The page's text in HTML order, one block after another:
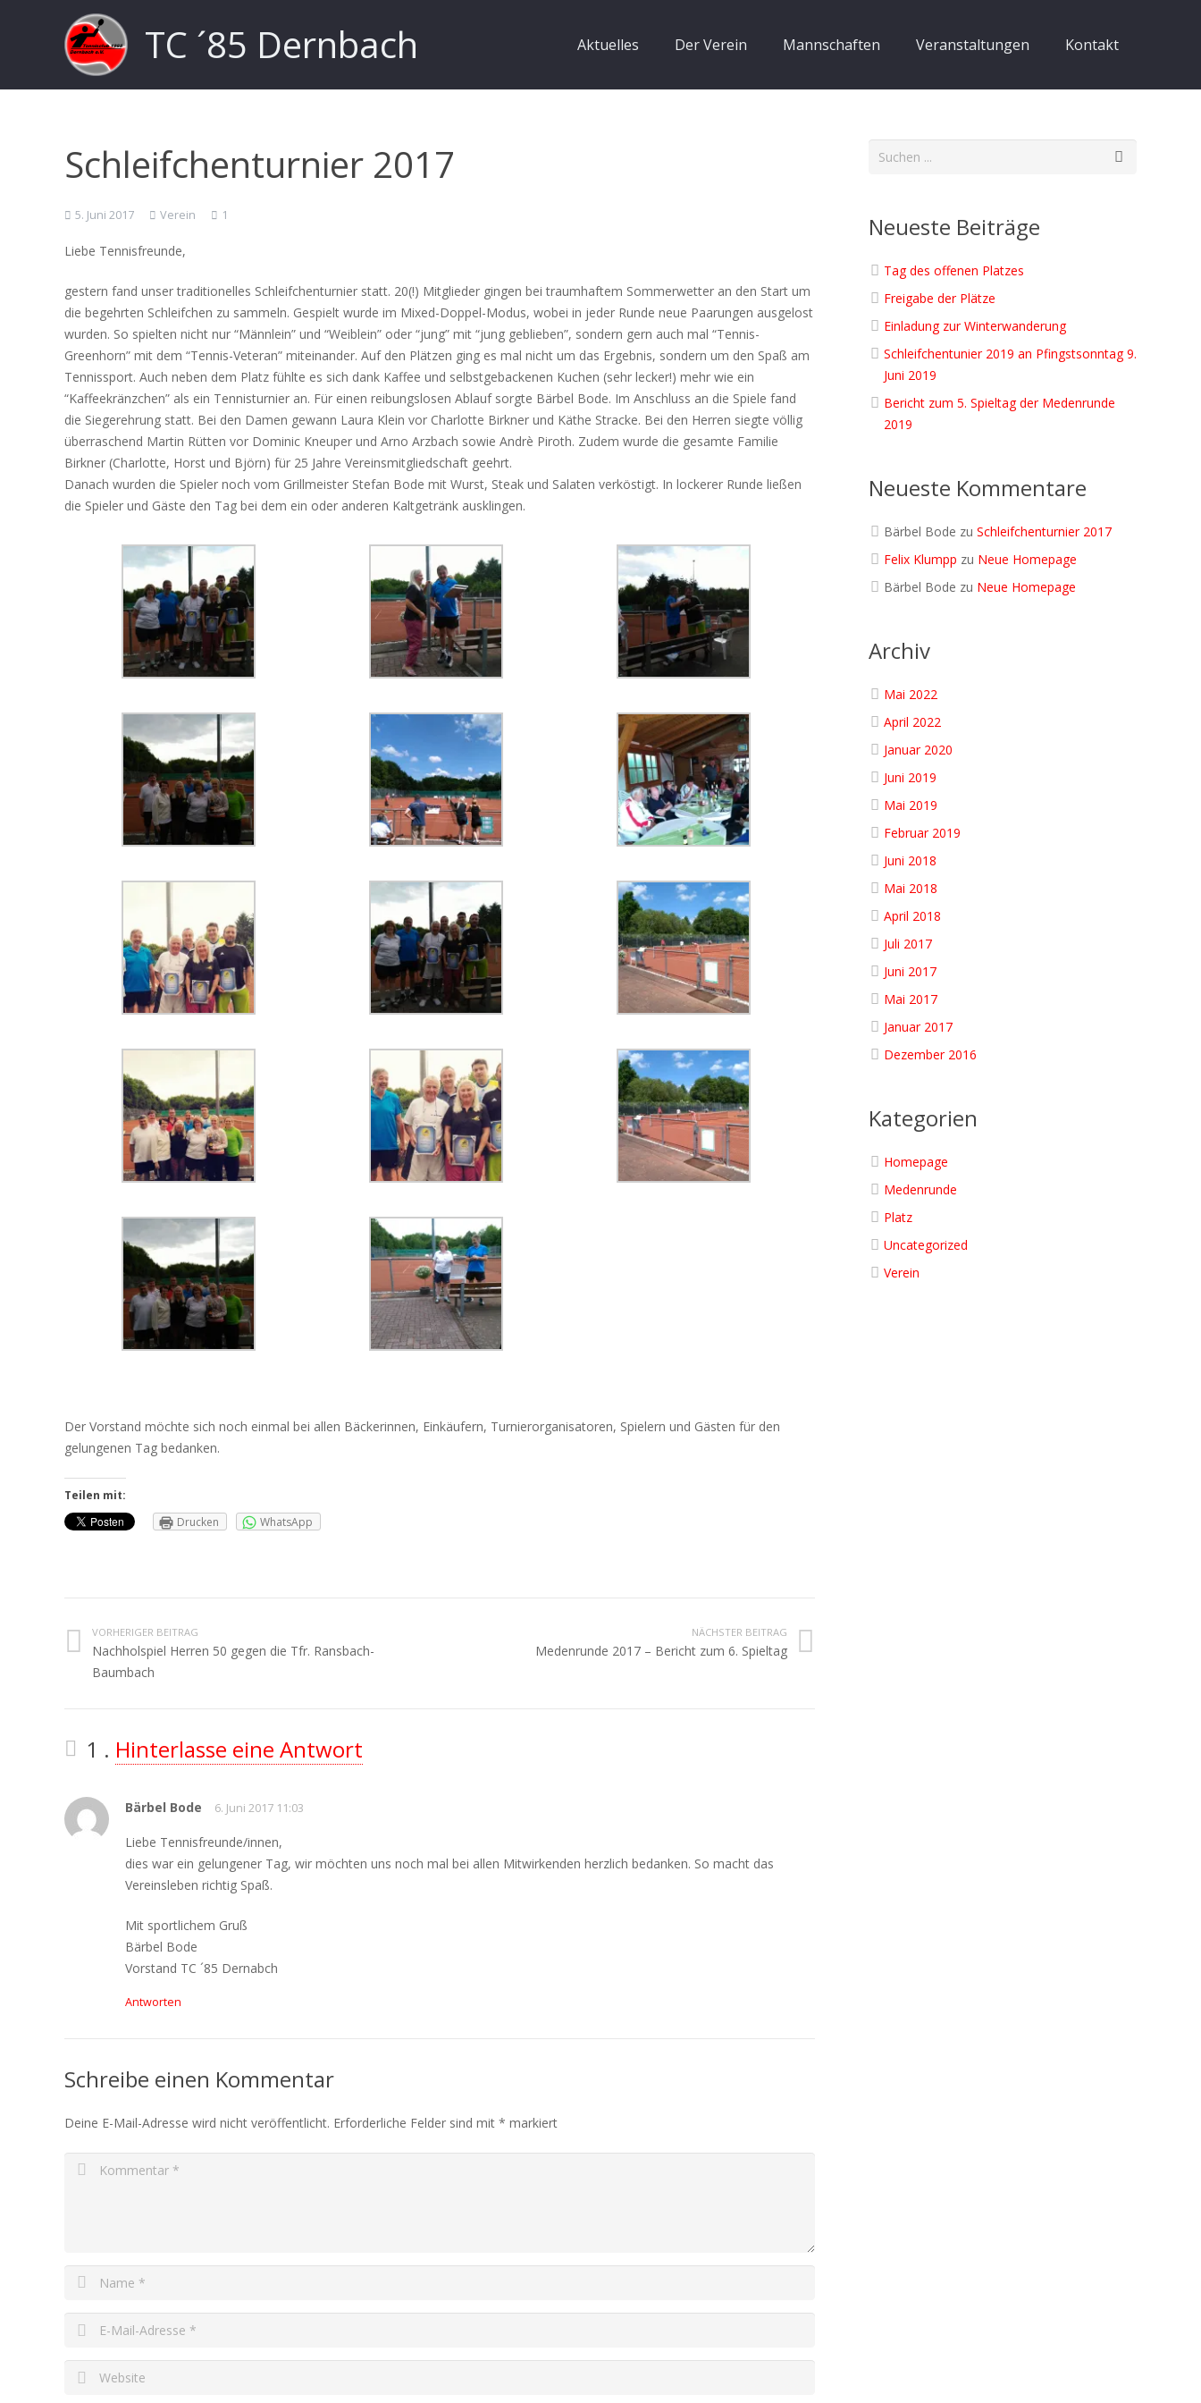
TC ´85 Dernbach Aktuelles Der Verein Mannschaften Veranstaltungen Kontakt
Schleifchenturnier 2017
5. Juni 2017 Verein 1
Liebe Tennisfreunde,
gestern fand unser traditionelles Schleifchenturnier statt. 20(!) Mitglieder gingen bei traumhaftem Sommerwetter an den Start um
die begehrten Schleifchen zu sammeln. Gespielt wurde im Mixed-Doppel-Modus, wobei in jeder Runde neue Paarungen ausgelost
wurden. So spielten nicht nur “Männlein” und “Weiblein” oder “jung” mit “jung geblieben”, sondern gern auch mal “Tennis-
Greenhorn” mit dem “Tennis-Veteran” miteinander. Auf den Plätzen ging es mal nicht um das Ergebnis, sondern um den Spaß am
Tennissport. Auch neben dem Platz fühlte es sich dank Kaffee und selbstgebackenen Kuchen (sehr lecker!) mehr wie ein
“Kaffeekränzchen” als ein Tennisturnier an. Für einen reibungslosen Ablauf sorgte Bärbel Bode. Im Anschluss an die Spiele fand
die Siegerehrung statt. Bei den Damen gewann Laura Klein vor Charlotte Birkner und Käthe Stracke. Bei den Herren siegte völlig
überraschend Martin Rütten vor Dominic Kneuper und Arno Arzbach sowie Andrè Piroth. Zudem wurde die gesamte Familie
Birkner (Charlotte, Horst und Björn) für 25 Jahre Vereinsmitgliedschaft geehrt.
Danach wurden die Spieler noch vom Grillmeister Stefan Bode mit Wurst, Steak und Salaten verköstigt. In lockerer Runde ließen
die Spieler und Gäste den Tag bei dem ein oder anderen Kaltgetränk ausklingen.
Der Vorstand möchte sich noch einmal bei allen Bäckerinnen, Einkäufern, Turnierorganisatoren, Spielern und Gästen für den
gelungenen Tag bedanken.
Teilen mit:
Drucken
WhatsApp
VORHERIGER BEITRAG
Nachholspiel Herren 50 gegen die Tfr. Ransbach-
Baumbach
NÄCHSTER BEITRAG
Medenrunde 2017 – Bericht zum 6. Spieltag
1 Kommentar
. Hinterlasse eine Antwort
Bärbel Bode 6. Juni 2017 11:03
Liebe Tennisfreunde/innen,
dies war ein gelungener Tag, wir möchten uns noch mal bei allen Mitwirkenden herzlich bedanken. So macht das
Vereinsleben richtig Spaß.
Mit sportlichem Gruß
Bärbel Bode
Vorstand TC ´85 Dernabch
Antworten
Schreibe einen Kommentar
Deine E-Mail-Adresse wird nicht veröffentlicht. Erforderliche Felder sind mit * markiert
Neueste Beiträge
Tag des offenen Platzes
Freigabe der Plätze
Einladung zur Winterwanderung
Schleifchentunier 2019 an Pfingstsonntag 9.
Juni 2019
Bericht zum 5. Spieltag der Medenrunde
2019
Neueste Kommentare
Bärbel Bode zu Schleifchenturnier 2017
Felix Klumpp zu Neue Homepage
Bärbel Bode zu Neue Homepage
Archiv
Mai 2022
April 2022
Januar 2020
Juni 2019
Mai 2019
Februar 2019
Juni 2018
Mai 2018
April 2018
Juli 2017
Juni 2017
Mai 2017
Januar 2017
Dezember 2016
Kategorien
Homepage
Medenrunde
Platz
Uncategorized
Verein